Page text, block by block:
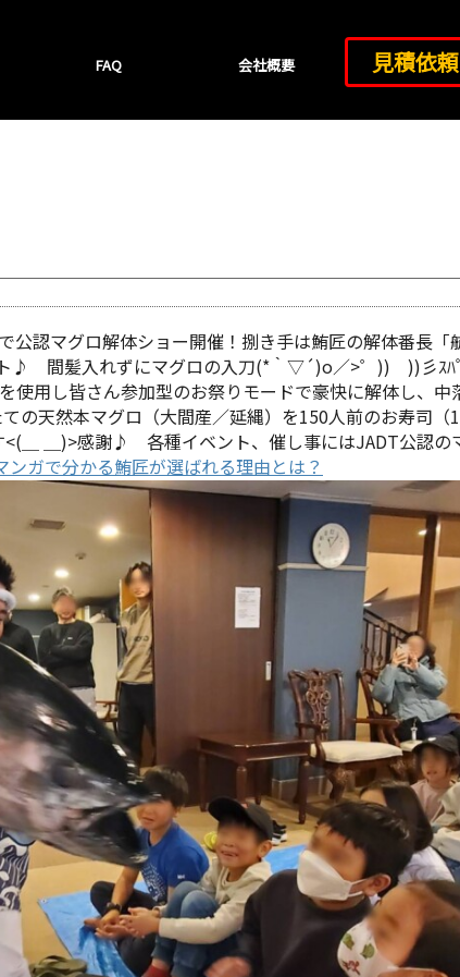
FAQ 会社概要 見積依頼
認マグロ解体ショー開催！捌き手は鮪匠の解体番長「
ト♪ 間髪入れずにマグロの入刀(*｀▽´)o／>゜)) ))彡
使用し皆さん参加型のお祭りモードで豪快に解体し、
天然本マグロ（大間産／延縄）を150人前のお寿司（
＿)>感謝♪ 各種イベント、催し事にはJADT公認のマ
ンガで分かる鮪匠が選ばれる理由とは？